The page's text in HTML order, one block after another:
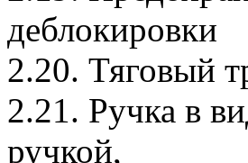
деблокировки
2.20. Тяговый
2.21. Ручка в
ручкой,